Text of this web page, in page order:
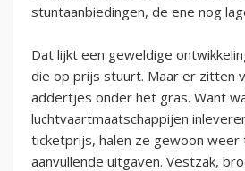
stuntaanbiedingen, de ene nog
Dat lijkt een geweldige
die op prijs stuurt. Maar er zitten
addertjes onder het gras. Want
luchtvaartmaatschappijen
ticketprijs, halen ze gewoon
aanvullende uitgaven. Vestzak,